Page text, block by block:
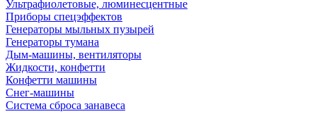
Ультрафиолетовые, люминесцентные
Приборы спецэффектов
Генераторы мыльных пузырей
Генераторы тумана
Дым-машины, вентиляторы
Жидкости, конфетти
Конфетти машины
Снег-машины
Система сброса занавеса